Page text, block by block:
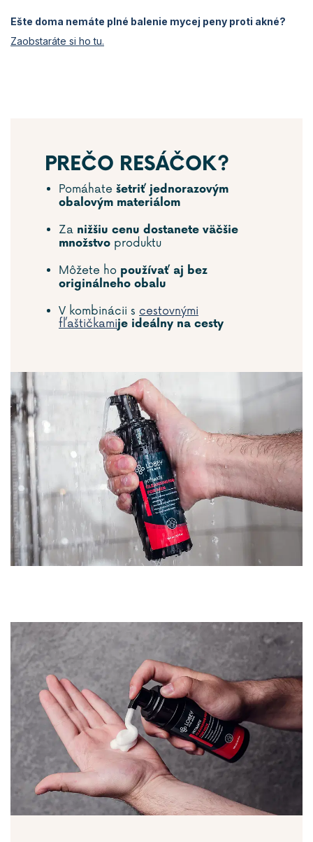
Ešte doma nemáte plné balenie mycej peny proti akné?
Zaobstaráte si ho tu.
PREČO RESÁČOK?
Pomáhate šetriť jednorazovým
obalovým materiálom
Za nižšiu cenu dostanete väčšie
množstvo produktu
Môžete ho používať aj bez
originálneho obalu
V kombinácii s cestovnými
fľaštičkamije ideálny na cesty